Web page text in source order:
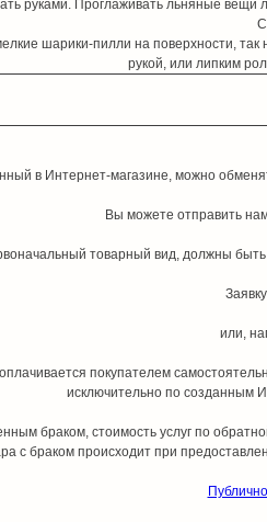
руками. Проглаживать льняные
шарики-пилли на поверхности,
рукой, или липким
в Интернет-магазине, можно
Вы можете отправить
товарный вид, должны
или,
покупателем
исключительно по созданным
браком, стоимость услуг по
с браком происходит при